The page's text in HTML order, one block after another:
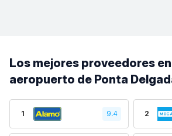
Los mejores proveedores
aeropuerto de Ponta
1 9.4 2